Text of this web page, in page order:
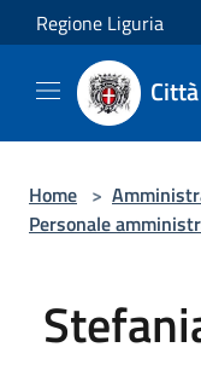
Salta al contenuto
Regione Liguria
Home >
Personale